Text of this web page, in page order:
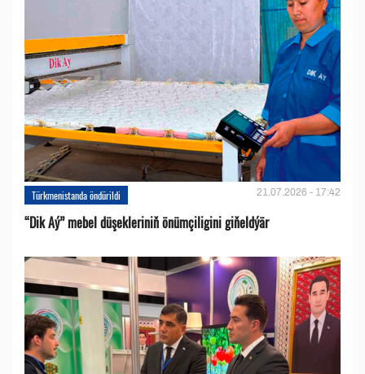
Türkmenistanda öndürildi 21.07.2026 - 17:42
“Dik Aý” mebel düşekleriniň önümçiligini giňeldýär